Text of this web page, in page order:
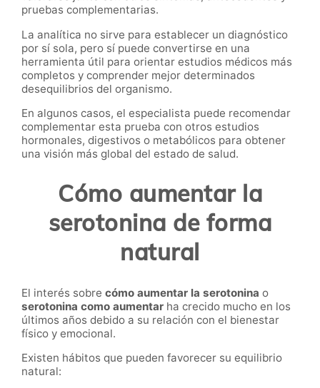
pruebas complementarias.
La analítica no sirve para establecer un diagnóstico
por sí sola, pero sí puede convertirse en una
herramienta útil para orientar estudios médicos más
completos y comprender mejor determinados
desequilibrios del organismo.
En algunos casos, el especialista puede recomendar
complementar esta prueba con otros estudios
hormonales, digestivos o metabólicos para obtener
una visión más global del estado de salud.
Cómo aumentar la
serotonina de forma
natural
El interés sobre cómo aumentar la serotonina o
serotonina como aumentar ha crecido mucho en los
últimos años debido a su relación con el bienestar
físico y emocional.
Existen hábitos que pueden favorecer su equilibrio
natural: